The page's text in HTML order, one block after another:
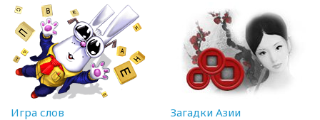
Игра слов Загадки Азии